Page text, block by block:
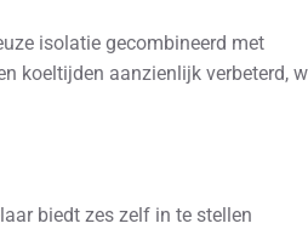
isolatie gecombineerd met
koeltijden aanzienlijk verbeterd,
biedt zes zelf in te stellen